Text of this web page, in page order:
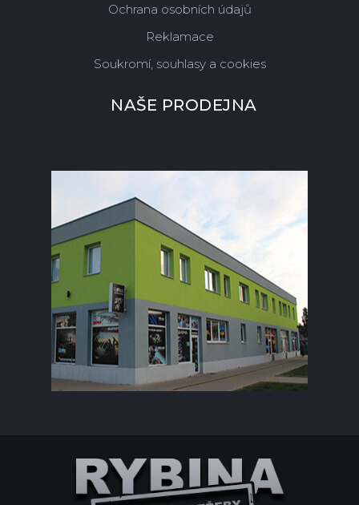
Ochrana osobních údajů
Reklamace
Soukromí, souhlasy a cookies
NAŠE PRODEJNA